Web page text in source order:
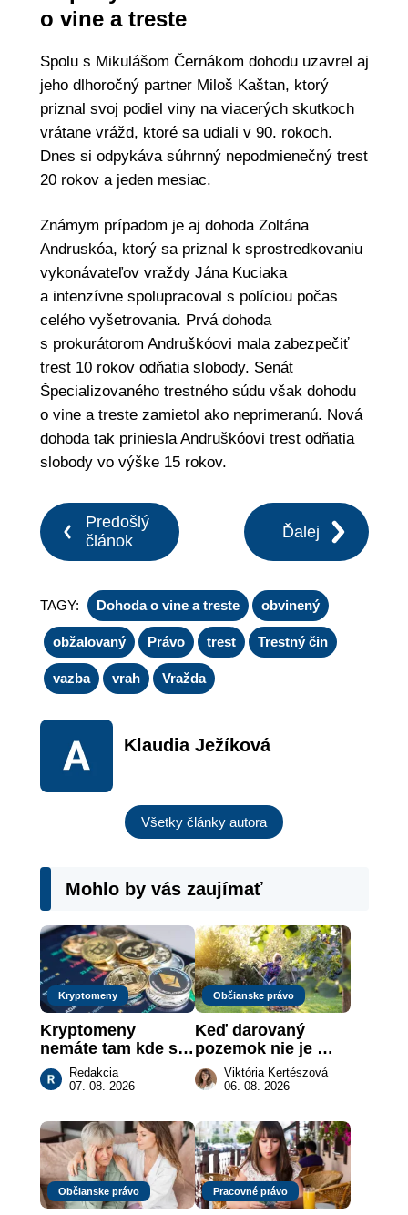
o vine a treste
Spolu s Mikulášom Černákom dohodu uzavrel aj
jeho dlhoročný partner Miloš Kaštan, ktorý
priznal svoj podiel viny na viacerých skutkoch
vrátane vrážd, ktoré sa udiali v 90. rokoch.
Dnes si odpykáva súhrnný nepodmienečný trest
20 rokov a jeden mesiac.
Známym prípadom je aj dohoda Zoltána
Andruskóa, ktorý sa priznal k sprostredkovaniu
vykonávateľov vraždy Jána Kuciaka
a intenzívne spolupracoval s políciou počas
celého vyšetrovania. Prvá dohoda
s prokurátorom Andruškóovi mala zabezpečiť
trest 10 rokov odňatia slobody. Senát
Špecializovaného trestného súdu však dohodu
o vine a treste zamietol ako neprimeranú. Nová
dohoda tak priniesla Andruškóovi trest odňatia
slobody vo výške 15 rokov.
Predošlý
článok
Ďalej
TAGY: Dohoda o vine a treste obvinený
obžalovaný Právo trest Trestný čin
vazba vrah Vražda
Klaudia Ježíková
Všetky články autora
Mohlo by vás zaujímať
Kryptomeny
Kryptomeny
nemáte tam kde si
myslíte: Viete, kde
sa naozaj
Redakcia
07. 08. 2026
Občianske právo
Keď darovaný
pozemok nie je
„hotová vec“: kedy
môže darca žiadať
Viktória Kertészová
06. 08. 2026
Občianske právo Pracovné právo